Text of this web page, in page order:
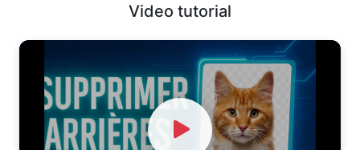
Video tutorial